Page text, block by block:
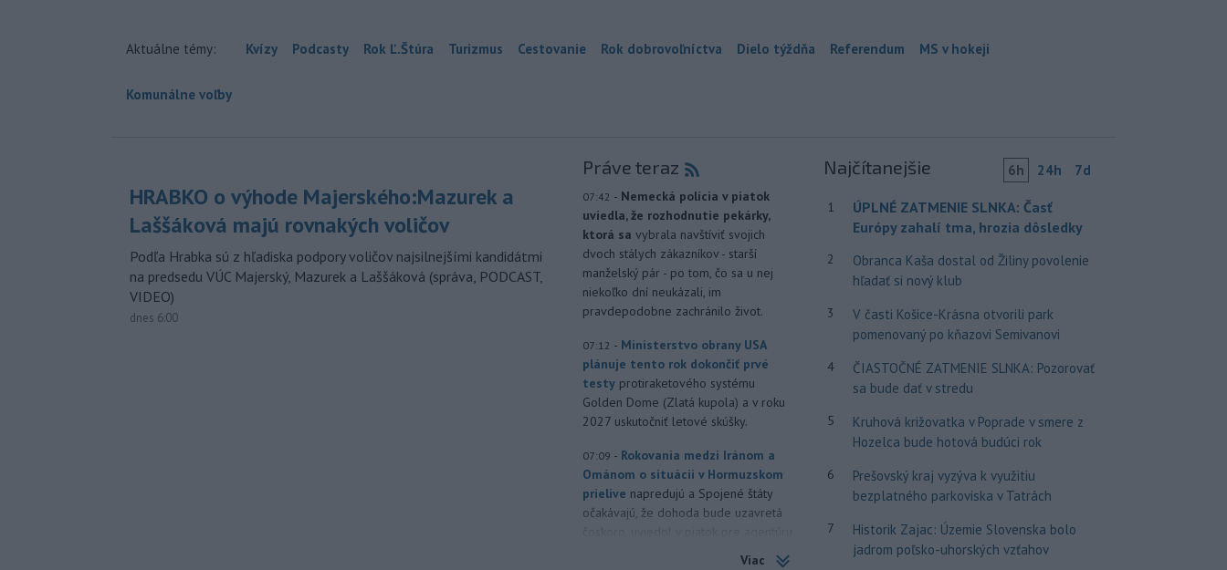
Aktuálne témy: Kvízy Podcasty Rok Ľ.Štúra Turizmus Cestovanie Rok dobrovoľníctva Dielo týždňa Referendum MS v hokeji
Komunálne voľby
HRABKO o výhode Majerského:Mazurek a
Laššáková majú rovnakých voličov
Podľa Hrabka sú z hľadiska podpory voličov najsilnejšími kandidátmi
na predsedu VÚC Majerský, Mazurek a Laššáková (správa, PODCAST,
VIDEO)
dnes 6:00
Práve teraz
07:42 - Nemecká polícia v piatok
uviedla, že rozhodnutie pekárky,
ktorá sa vybrala navštíviť svojich
dvoch stálych zákazníkov - starší
manželský pár - po tom, čo sa u nej
niekoľko dní neukázali, im
pravdepodobne zachránilo život.
07:12 - Ministerstvo obrany USA
plánuje tento rok dokončiť prvé
testy protiraketového systému
Golden Dome (Zlatá kupola) a v roku
2027 uskutočniť letové skúšky.
07:09 - Rokovania medzi Iránom a
Ománom o situácii v Hormuzskom
prielive napredujú a Spojené štáty
očakávajú, že dohoda bude uzavretá
Viac
Najčítanejšie 6h 24h 7d
1
ÚPLNÉ ZATMENIE SLNKA: Časť
Európy zahalí tma, hrozia dôsledky
2
Obranca Kaša dostal od Žiliny povolenie
hľadať si nový klub
3
V časti Košice-Krásna otvorili park
pomenovaný po kňazovi Semivanovi
4
ČIASTOČNÉ ZATMENIE SLNKA: Pozorovať
sa bude dať v stredu
5
Kruhová križovatka v Poprade v smere z
Hozelca bude hotová budúci rok
6
Prešovský kraj vyzýva k využitiu
bezplatného parkoviska v Tatrách
7
Historik Zajac: Územie Slovenska bolo
jadrom poľsko-uhorských vzťahov